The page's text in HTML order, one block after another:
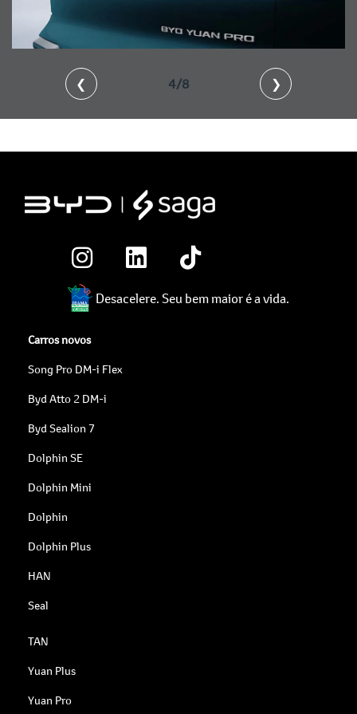
❮ 5/8 ❯
Desacelere. Seu bem maior é a vida.
Carros novos
Song Pro DM-i Flex
Byd Atto 2 DM-i
Byd Sealion 7
Dolphin SE
Dolphin Mini
Dolphin
Dolphin Plus
HAN
Seal
TAN
Yuan Plus
Yuan Pro